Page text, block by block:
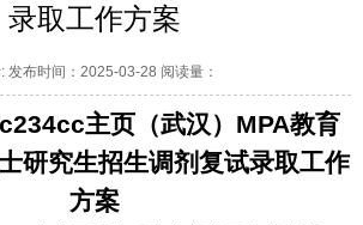
录取工作方案
发布时间：2025-03-28 阅读量：
主页（武汉）MPA教育
研究生招生调剂复试录取工作
方案